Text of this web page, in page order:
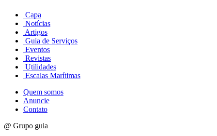
Capa
Notícias
Artigos
Guia de Serviços
Eventos
Revistas
Utilidades
Escalas Marítimas
Quem somos
Anuncie
Contato
@ Grupo guia